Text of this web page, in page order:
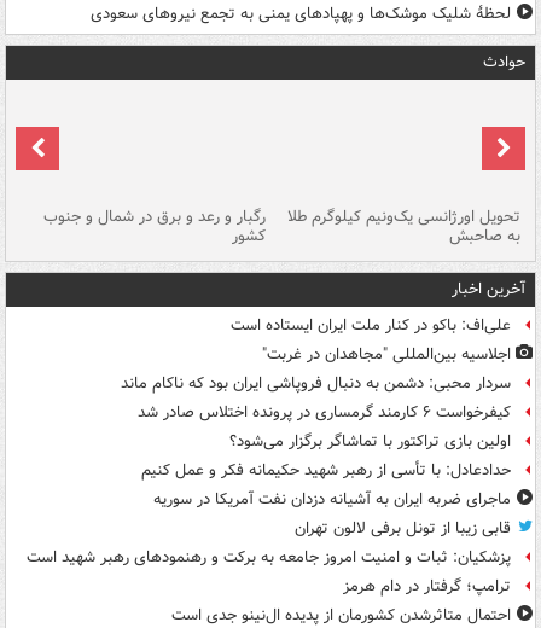
لحظۀ شلیک موشک‌ها و پهپادهای یمنی به تجمع نیروهای سعودی
حوادث
تحویل اورژانسی یک‌ونیم کیلوگرم طلا
به صاحبش
رگبار و رعد و برق در شمال و جنوب
کشور
آخرین اخبار
علی‌اف: باکو در کنار ملت ایران ایستاده است
اجلاسیه بین‌المللی "مجاهدان در غربت"
سردار محبی: دشمن به دنبال فروپاشی ایران بود که ناکام ماند
کیفرخواست ۶ کارمند گرمساری در پرونده اختلاس صادر شد
اولین بازی تراکتور با تماشاگر برگزار می‌شود؟
حدادعادل: با تأسی از رهبر شهید حکیمانه فکر و عمل کنیم
ماجرای ضربه ایران به آشیانه دزدان نفت آمریکا در سوریه
قابی زیبا از تونل برفی لالون تهران
پزشکیان: ثبات و امنیت امروز جامعه به برکت و رهنمودهای رهبر شهید است
ترامپ؛ گرفتار در دام هرمز
احتمال متاثرشدن کشورمان از پدیده ال‌نینو جدی است